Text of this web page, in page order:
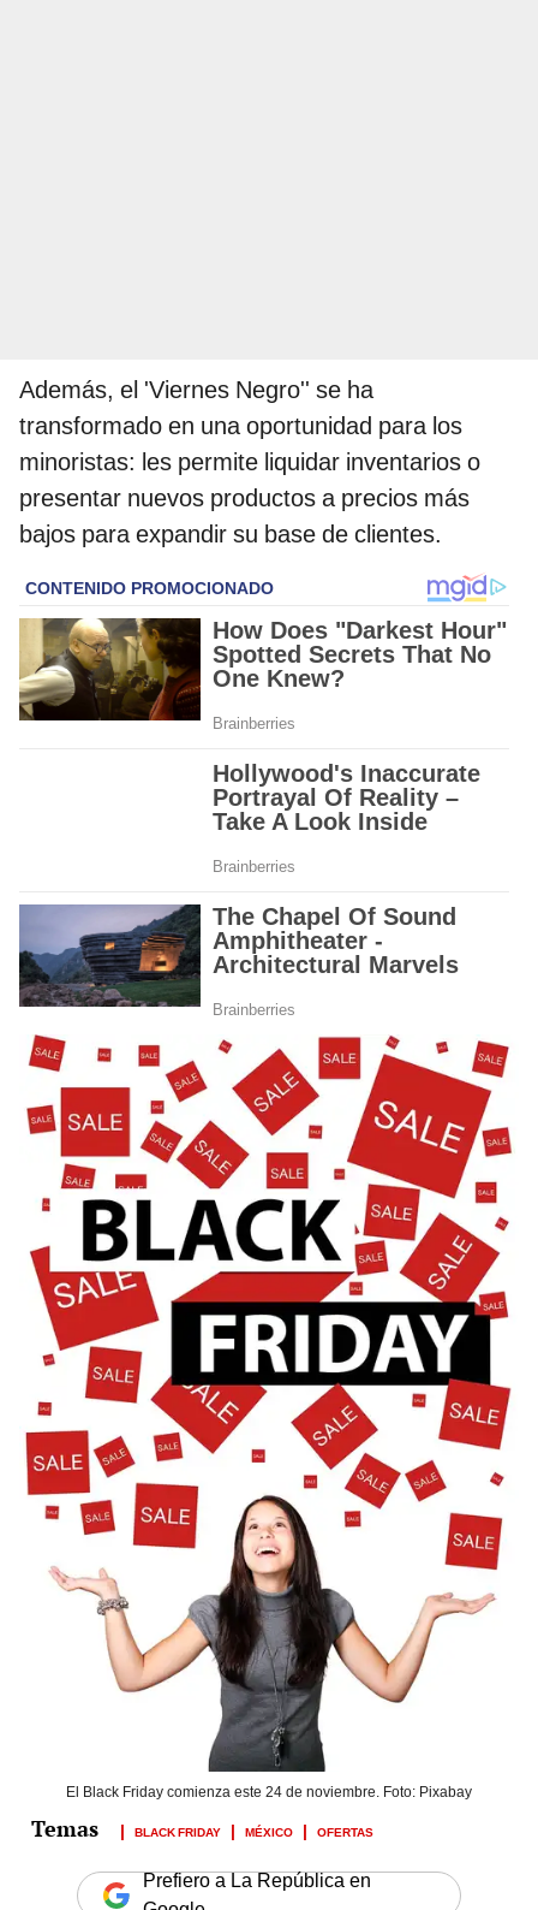
Además, el 'Viernes Negro'' se ha
transformado en una oportunidad para los
minoristas: les permite liquidar inventarios o
presentar nuevos productos a precios más
bajos para expandir su base de clientes.
El Black Friday comienza este 24 de noviembre. Foto: Pixabay
BLACK FRIDAY MÉXICO OFERTAS
Prefiero a La República en